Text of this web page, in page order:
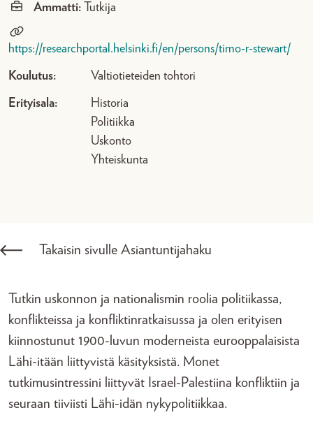
Ammatti: Tutkija
https://researchportal.helsinki.fi/en/persons/timo-r-stewart/
Koulutus: Valtiotieteiden tohtori
Erityisala:
Historia
Politiikka
Uskonto
Yhteiskunta
Takaisin sivulle Asiantuntijahaku
Tutkin uskonnon ja nationalismin roolia politiikassa,
konflikteissa ja konfliktinratkaisussa ja olen erityisen
kiinnostunut 1900-luvun moderneista eurooppalaisista
Lähi-itään liittyvistä käsityksistä. Monet
tutkimusintressini liittyvät Israel-Palestiina konfliktiin ja
seuraan tiiviisti Lähi-idän nykypolitiikkaa.